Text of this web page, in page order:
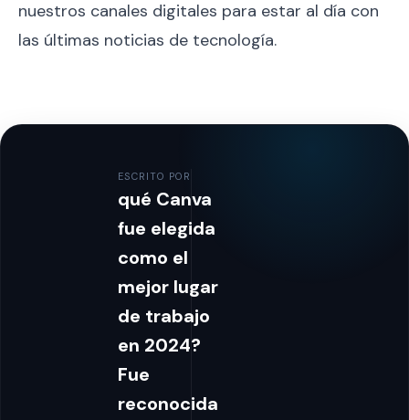
nuestros canales digitales para estar al día con
las últimas noticias de tecnología.
ESCRITO POR
qué Canva
fue elegida
como el
mejor lugar
de trabajo
en 2024?
Fue
reconocida